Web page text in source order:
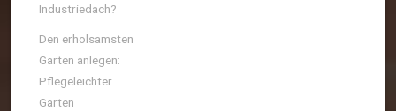
Industriedach?
Den erholsamsten
Garten anlegen:
Pflegeleichter
Garten